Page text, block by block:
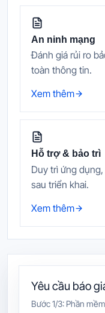
An ninh mạng
Đánh giá rủi ro
toàn thông tin.
Xem thêm
Hỗ trợ & bảo trì
Duy trì ứng
sau triển khai.
Xem thêm
Yêu cầu báo
Bước1/3: Phần mềm